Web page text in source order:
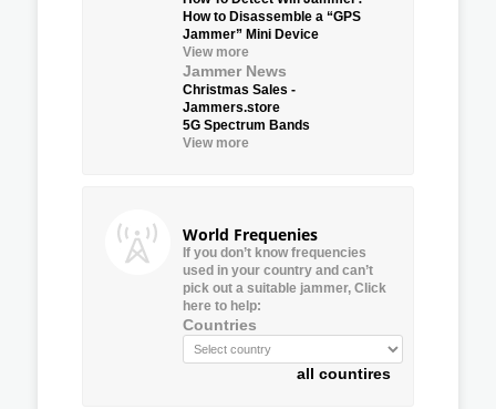
How to Disassemble a “GPS
Jammer” Mini Device
View more
Jammer News
Christmas Sales -
Jammers.store
5G Spectrum Bands
View more
World Frequenies
If you don’t know frequencies
used in your country and can’t
pick out a suitable jammer, Click
here to help:
Countries
all countires